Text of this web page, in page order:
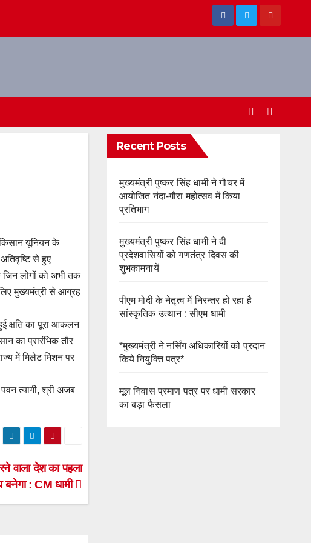
यूनियन के
से हुए
लोगों को अभी तक
मुख्यमंत्री से आग्रह
क्षति का पूरा आकलन
का प्रारंभिक तौर
में मिलेट मिशन पर
त्यागी, श्री अजब
वाला देश का पहला
बनेगा : CM धामी
Recent Posts
मुख्यमंत्री पुष्कर सिंह धामी ने गौचर में
आयोजित नंदा-गौरा महोत्सव में किया
प्रतिभाग
मुख्यमंत्री पुष्कर सिंह धामी ने दी
प्रदेशवासियों को गणतंत्र दिवस की
शुभकामनायें
पीएम मोदी के नेतृत्व में निरन्तर हो रहा है
सांस्कृतिक उत्थान : सीएम धामी
*मुख्यमंत्री ने नर्सिंग अधिकारियों को प्रदान
किये नियुक्ति पत्र*
मूल निवास प्रमाण पत्र पर धामी सरकार
का बड़ा फैसला